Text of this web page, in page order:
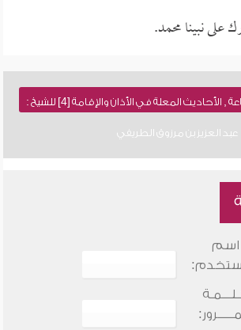
على نبينا محمد.
نسخة نصية للطباعة , الأحاديث المعلة في الأذان والإقامة [4] للشيخ :
عبد العزيز بن مرزوق الطريفي
اسم